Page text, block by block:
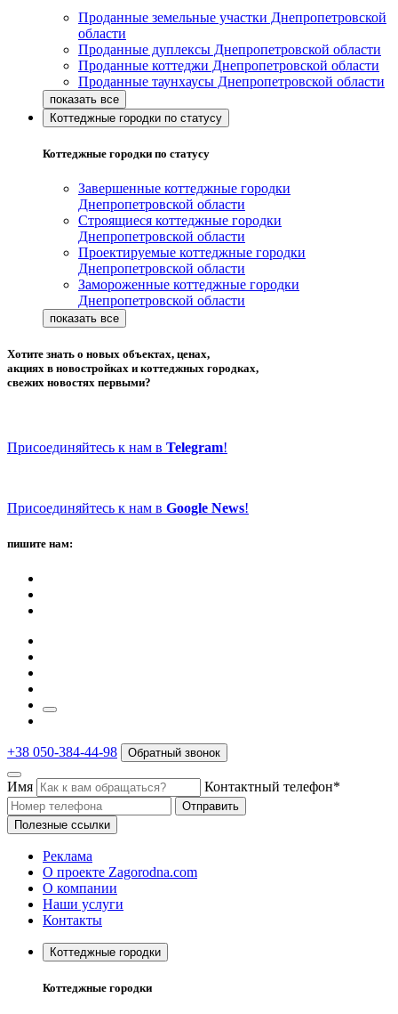
Проданные земельные участки Днепропетровской
области
Проданные дуплексы Днепропетровской области
Проданные коттеджи Днепропетровской области
Проданные таунхаусы Днепропетровской области
Коттеджные городки по статусу
Коттеджные городки по статусу
Завершенные коттеджные городки
Днепропетровской области
Строящиеся коттеджные городки
Днепропетровской области
Проектируемые коттеджные городки
Днепропетровской области
Замороженные коттеджные городки
Днепропетровской области
Хотите знать о новых объектах, ценах,
акциях в новостройках и коттеджных городках,
свежих новостях первыми?
Присоединяйтесь к нам в Telegram!
Присоединяйтесь к нам в Google News!
пишите нам:
+38 050-384-44-98 Обратный звонок
Имя Контактный телефон*
Отправить
Полезные ссылки
Реклама
О проекте Zagorodna.com
О компании
Наши услуги
Контакты
Коттеджные городки
Коттеджные городки